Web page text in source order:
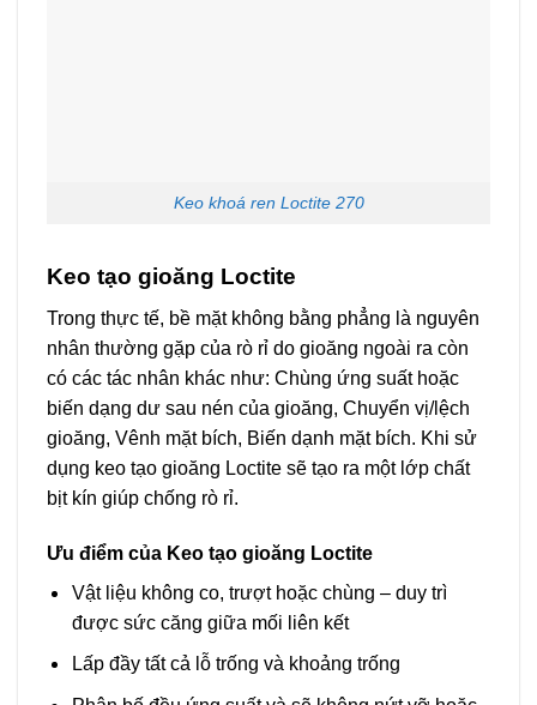
Keo khoá ren Loctite 270
Keo tạo gioăng Loctite
Trong thực tế, bề mặt không bằng phẳng là nguyên
nhân thường gặp của rò rỉ do gioăng ngoài ra còn
có các tác nhân khác như: Chùng ứng suất hoặc
biến dạng dư sau nén của gioăng, Chuyển vị/lệch
gioăng, Vênh mặt bích, Biến dạnh mặt bích. Khi sử
dụng keo tạo gioăng Loctite sẽ tạo ra một lớp chất
bịt kín giúp chống rò rỉ.
Ưu điểm của Keo tạo gioăng Loctite
Vật liệu không co, trượt hoặc chùng – duy trì
được sức căng giữa mối liên kết
Lấp đầy tất cả lỗ trống và khoảng trống